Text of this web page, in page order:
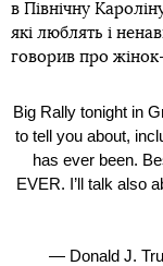
в Північну
які люблять і
говорив про
Big Rally tonight in
to tell you about,
has ever been.
EVER. I’ll talk also
— Donald J.